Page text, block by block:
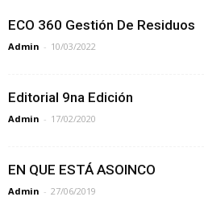
ECO 360 Gestión De Residuos
Admin - 10/03/2022
Editorial 9na Edición
Admin - 17/02/2020
EN QUE ESTÁ ASOINCO
Admin - 27/06/2019